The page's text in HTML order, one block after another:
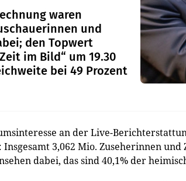
waren
und
den Topwert
im Bild“ um 19.30
bei 49 Prozent
an der Live-
Insgesamt 3,062 Mio. Zuseherinnen
dabei, das sind 40,1% der